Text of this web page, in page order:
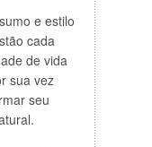
e estilo
cada
de vida
sua vez
seu